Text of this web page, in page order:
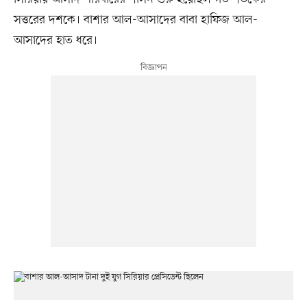
সত্তরের দশকে। বাশার আল-আসাদের বাবা হাফিজ আল-
আসাদের হাত ধরে।